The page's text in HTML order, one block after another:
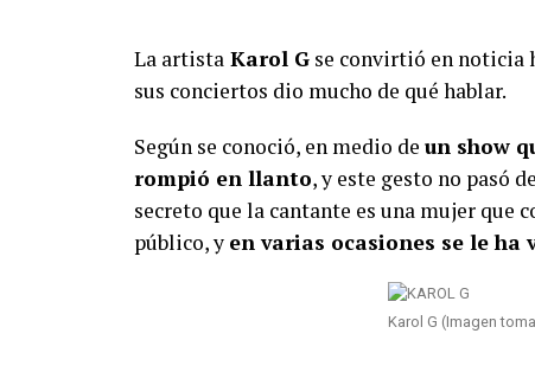
La artista Karol G se convirtió en noticia
sus conciertos dio mucho de qué hablar.
Según se conoció, en medio de un show
rompió en llanto, y este gesto no pasó
secreto que la cantante es una mujer que
público, y en varias ocasiones se le
Karol G (Imagen